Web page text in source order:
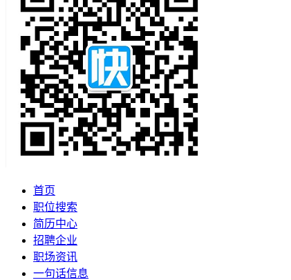
首页
职位搜索
简历中心
招聘企业
职场资讯
一句话信息